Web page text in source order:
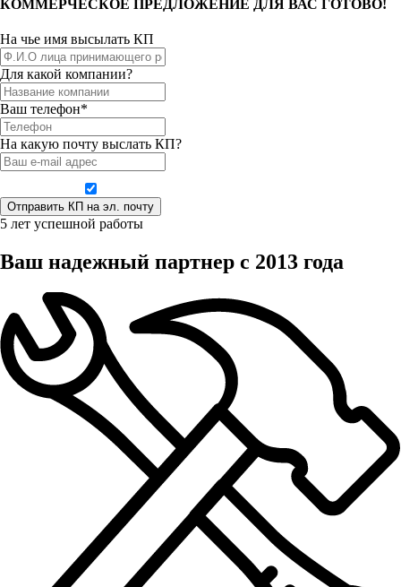
КОММЕРЧЕСКОЕ ПРЕДЛОЖЕНИЕ ДЛЯ ВАС ГОТОВО!
На чье имя высылать КП
Для какой компании?
Ваш телефон*
На какую почту выслать КП?
5 лет успешной работы
Ваш надежный партнер с 2013 года